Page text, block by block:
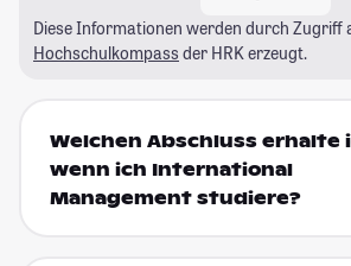
Diese Informationen werden durch Zugriff
Hochschulkompass der HRK erzeugt.
Welchen Abschluss erhalte
wenn ich International
Management studiere?